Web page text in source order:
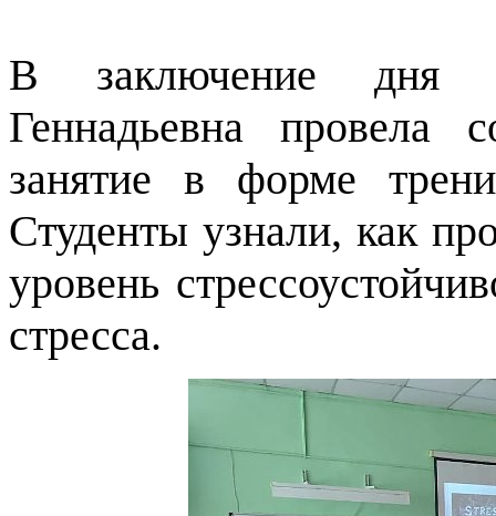
В заключение дня
Геннадьевна провела
занятие в форме
Студенты узнали, как
уровень
стресса.